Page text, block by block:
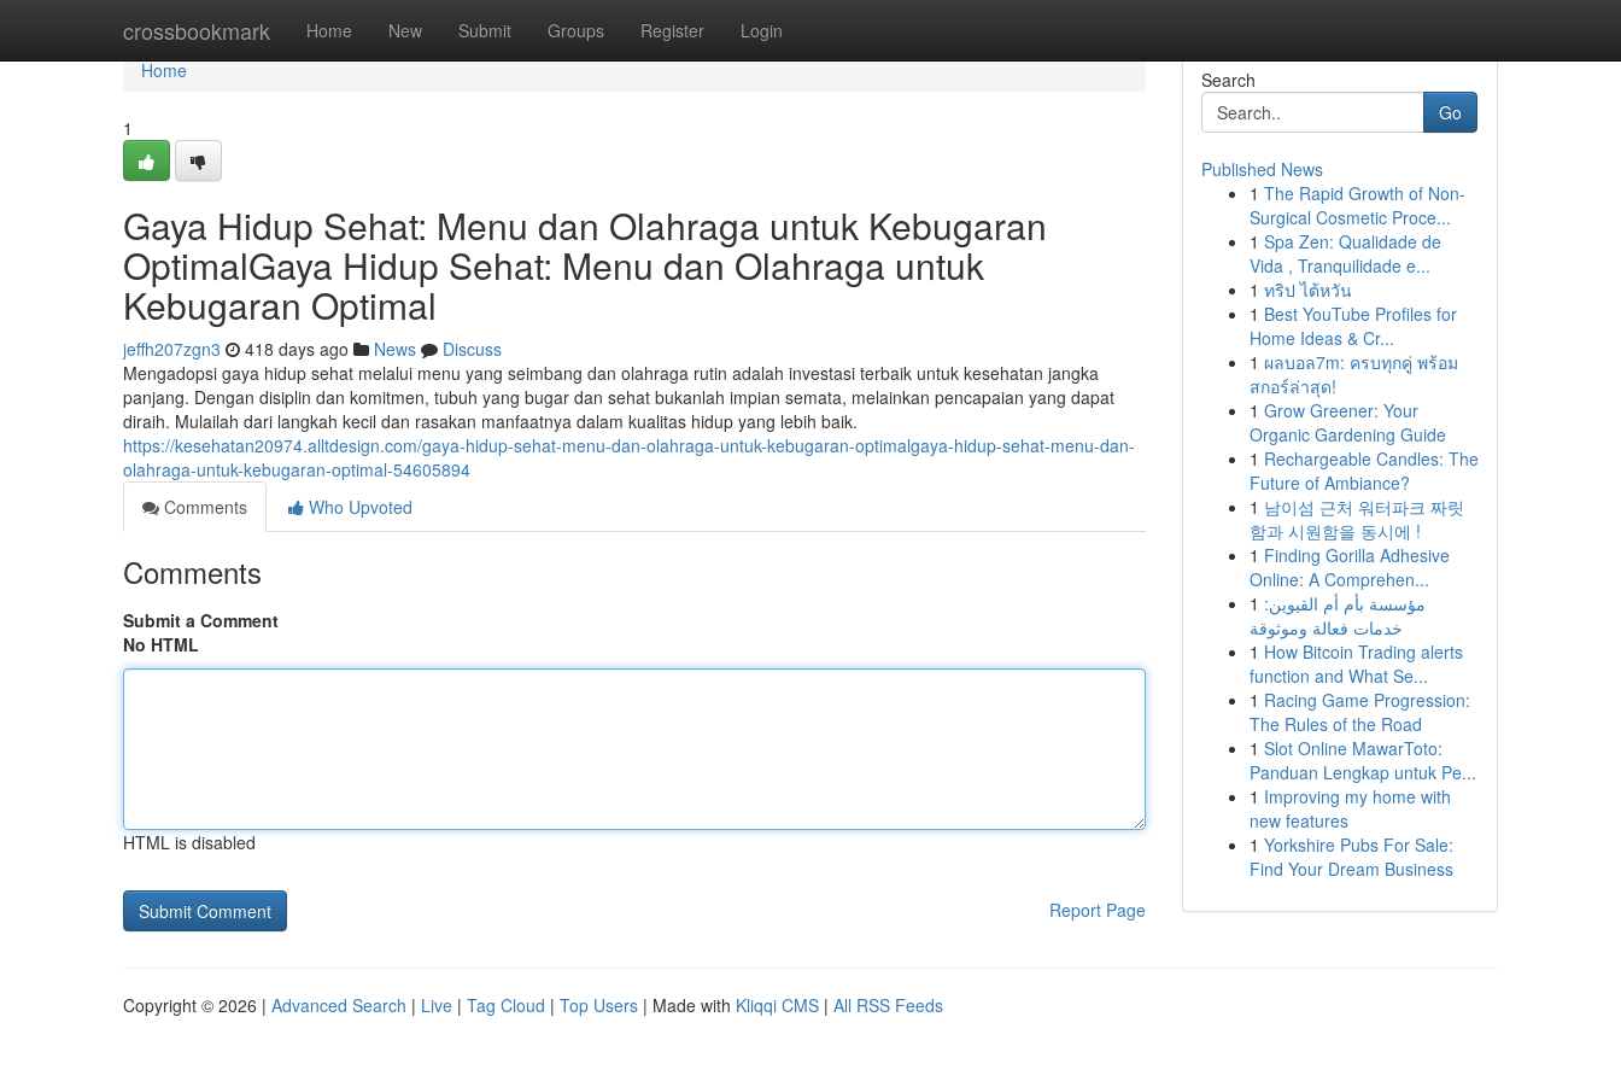
crossbookmark Home New Submit Groups Register Login
Home
Home
1
Gaya Hidup Sehat: Menu dan Olahraga untuk Kebugaran
OptimalGaya Hidup Sehat: Menu dan Olahraga untuk
Kebugaran Optimal
jeffh207zgn3 418 days ago News
Discuss
Mengadopsi gaya hidup sehat melalui menu yang seimbang dan olahraga rutin adalah investasi terbaik untuk kesehatan jangka
panjang. Dengan disiplin dan komitmen, tubuh yang bugar dan sehat bukanlah impian semata, melainkan pencapaian yang dapat
diraih. Mulailah dari langkah kecil dan rasakan manfaatnya dalam kualitas hidup yang lebih baik.
https://kesehatan20974.alltdesign.com/gaya-hidup-sehat-menu-dan-olahraga-untuk-kebugaran-optimalgaya-hidup-sehat-menu-dan-
olahraga-untuk-kebugaran-optimal-54605894
Comments
Who Upvoted
Comments
Submit a Comment
No HTML
HTML is disabled
Report Page
Search
Go
Published News
1 The Rapid Growth of Non-
Surgical Cosmetic Proce...
1 Spa Zen: Qualidade de
Vida , Tranquilidade e...
1 ทริป ไต้หวัน
1 Best YouTube Profiles for
Home Ideas & Cr...
1 ผลบอล7m: ครบทุกคู่ พร้อม
สกอร์ล่าสุด!
1 Grow Greener: Your
Organic Gardening Guide
1 Rechargeable Candles: The
Future of Ambiance?
1 남이섬 근처 워터파크 짜릿
함과 시원함을 동시에 !
1 Finding Gorilla Adhesive
Online: A Comprehen...
1 مؤسسة بأم أم القيوين:
خدمات فعالة وموثوقة
1 How Bitcoin Trading alerts
function and What Se...
1 Racing Game Progression:
The Rules of the Road
1 Slot Online MawarToto:
Panduan Lengkap untuk Pe...
1 Improving my home with
new features
1 Yorkshire Pubs For Sale:
Find Your Dream Business
Copyright © 2026 | Advanced Search | Live | Tag Cloud | Top Users | Made with Kliqqi CMS | All RSS Feeds